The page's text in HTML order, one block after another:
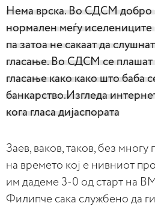
Нема врска. Во СДСМ добро
нормален меѓу иселениците
па затоа не сакаат да
гласање. Во СДСМ се плашат
гласање како како што баба
банкарство.Изгледа
кога гласа дијаспората
Заев, ваков, таков, без многу
на времето кој е нивниот
им дадеме 3-0 од старт на
Филипче сака службено да